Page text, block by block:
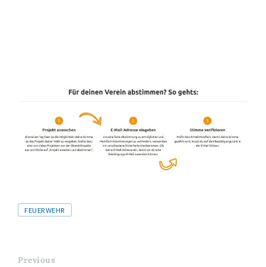
Tags
FEUERWEHR
Previous